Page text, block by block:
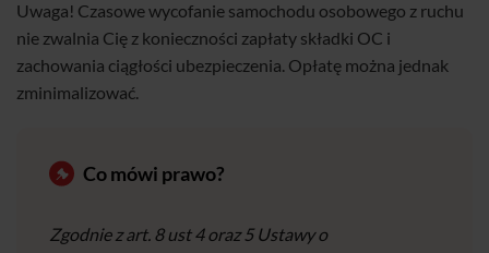
Uwaga! Czasowe wycofanie samochodu osobowego z ruchu
nie zwalnia Cię z konieczności zapłaty składki OC i
zachowania ciągłości ubezpieczenia. Opłatę można jednak
zminimalizować.
Co mówi prawo?
Zgodnie z art. 8 ust 4 oraz 5 Ustawy o